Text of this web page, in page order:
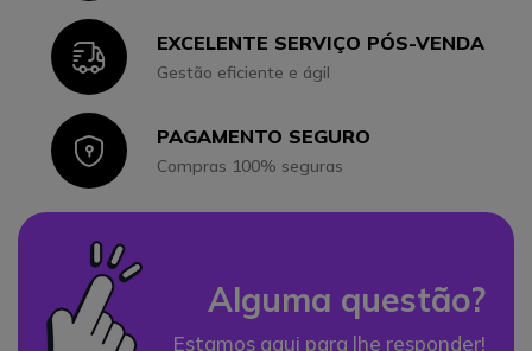
IconEXCELENTE SERVIÇO PÓS-VENDA
Gestão eficiente e ágil
IconPAGAMENTO SEGURO
Compras 100% seguras
Alguma questão?
Estamos aqui para lhe responder!